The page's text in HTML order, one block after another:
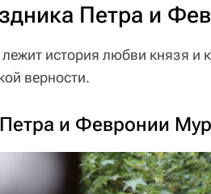
Петра и
история любви князя и
верности.
и Февронии